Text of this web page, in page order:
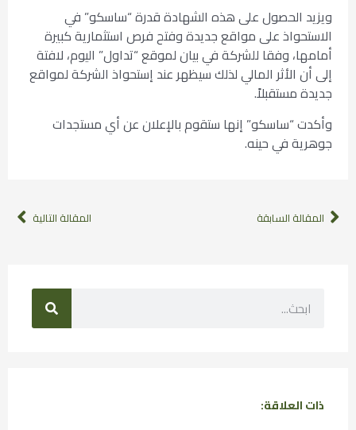
ويزيد الحصول على هذه الشهادة قدرة “ساسكو” في
الاستحواذ على مواقع جديدة وفتح فرص استثمارية كبيرة
أمامها، وفقا للشركة في بيان لموقع “تداول” اليوم، لافتة
إلى أن الأثر المالي لذلك سيظهر عند إستحواذ الشركة لمواقع
جديدة مستقبلاً.
وأكدت “ساسكو” إنها ستقوم بالإعلان عن أي مستجدات
جوهرية في حينه.
المقالة السابقة المقالة التالية
ذات العلاقة: